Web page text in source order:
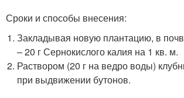
Сроки и способы внесения:
Закладывая новую плантацию, в
– 20 г Сернокислого калия на 1 кв. м.
Раствором (20 г на ведро воды)
при выдвижении бутонов.